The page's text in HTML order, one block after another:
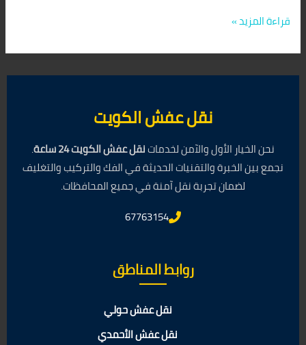
قراءة المزيد »
نقل عفش الكويت
نحن الخيار الأول والآمن لخدماتنقل عفش الكويت 24 ساعة
.
نجمع بين الخبرة والتقنيات الحديثة في الفك والتركيب والتغليف
لضمان تجربة نقل آمنة في جميع المحافظات.
67763154
روابط المناطق
نقل عفش حولي
نقل عفش الأحمدي